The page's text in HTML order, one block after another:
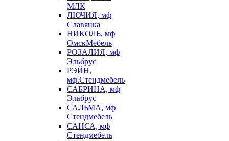
МЛК
ЛЮЧИЯ, мф
Славянка
НИКОЛЬ, мф
ОмскМебель
РОЗАЛИЯ, мф
Эльбрус
РЭЙН,
мф.Стендмебель
САБРИНА, мф
Эльбрус
САЛЬМА, мф
Стендмебель
САНСА, мф
Стендмебель